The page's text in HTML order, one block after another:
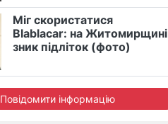
Міг скористатися
Blablacar: на Житомирщині
зник підліток (фото)
Повідомити інформацію